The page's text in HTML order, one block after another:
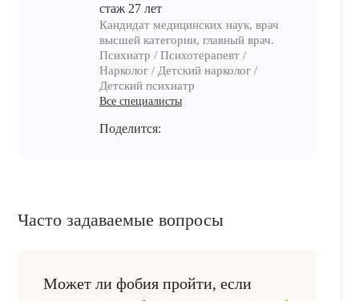
cтаж 27 лет
Кандидат медицинских наук, врач
высшей категории, главный врач.
Психиатр / Психотерапевт /
Нарколог / Детский нарколог /
Детский психиатр
Все специалисты
Поделится:
Часто задаваемые вопросы
Может ли фобия пройти, если